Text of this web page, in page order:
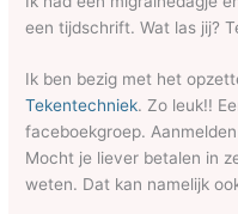
een tijdschrift. Wat las jij?
Ik ben bezig met het
Tekentechniek. Zo leuk!!
faceboekgroep.
Mocht je liever betalen in
weten. Dat kan namelijk